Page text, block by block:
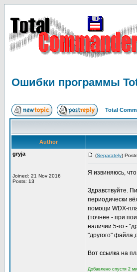
Ошибки программы
Total
Author
gryja
Joined: 21 Nov 2016
Posts: 13
(Separately)
Я извиняюсь,
Здравствуйте.
периодически
помощи WDX-
(точнее - при
наличии 5-го -
"другого" файла
Вот ссылка на
Добавлено спустя 2